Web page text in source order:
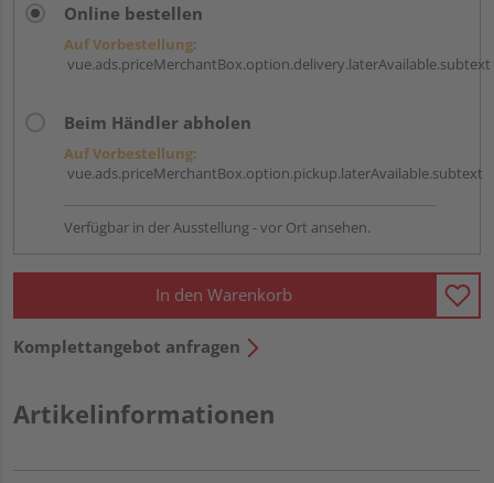
Online bestellen
Auf Vorbestellung:
vue.ads.priceMerchantBox.option.delivery.laterAvailable.subtext
Beim Händler abholen
Auf Vorbestellung:
vue.ads.priceMerchantBox.option.pickup.laterAvailable.subtext
Verfügbar in der Ausstellung - vor Ort ansehen.
In den Warenkorb
Komplettangebot anfragen
Artikelinformationen